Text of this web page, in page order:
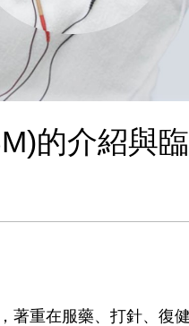
的介紹與
著重在服藥、打針、復